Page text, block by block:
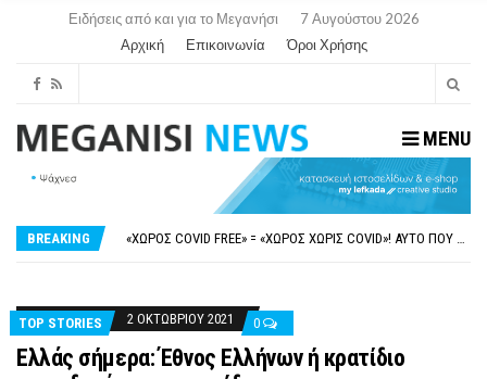
Ειδήσεις από και για το Μεγανήσι
7 Αυγούστου 2026
Αρχική
Επικοινωνία Όροι Χρήσης
MENU
BREAKING
ΝΥΔΡΊ:ΠΙΆΣΤΗΚΑΝ ΣΤΟ ΞΎΛΟ ΟΙ ΙΔΙΟΚΤΉΤΕΣ ΤΟΥΡΙΣΤΙΚΏΝ ΣΚΑΦΏΝ.
«ΧΏΡΟΣ COVID FREE» = «ΧΏΡΟΣ ΧΩΡΊΣ COVID»! ΑΥΤΌ ΠΟΥ ΚΑΝΕΊΣ ΔΕΝ ΈΧΕΙ ΤΟΛΜΉΣΕΙ ΝΑ ΡΩΤΉΣΕΙ
ΠΕΡΊ ΑΝΑΣΤΟΛΉΣ ΝΗΠΙΑΓΩΓΕΊΩΝ ΣΤΗ ΛΕΥΚΆΔΑ
TOP STORIES
2 ΟΚΤΩΒΡΊΟΥ 2021 0
Ελλάς σήμερα: Έθνος Ελλήνων ή κρατίδιο